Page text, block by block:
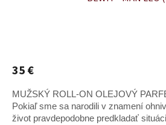
35 €
MUŽSKÝ ROLL-ON OLEJOVÝ
Pokiaľ sme sa narodili v znamení
život pravdepodobne predkladať